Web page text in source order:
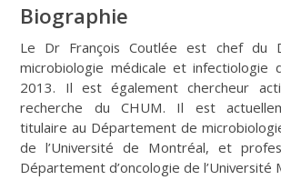
Biographie
Le Dr François Coutlée est chef du
microbiologie médicale et infectiologie
2013. Il est également chercheur
recherche du CHUM. Il est
titulaire au Département de
de l’Université de Montréal, et
Département d’oncologie de l’Université